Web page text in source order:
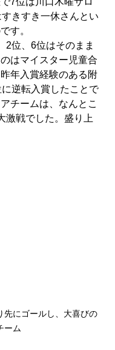
きすき一休さんとい
す。
2位、6位はそのまま
はマイスター児童合
年入賞経験のある附
逆転入賞したことで
チームは、なんとこ
激戦でした。盛り上
先にゴールし、大喜びの
ーム